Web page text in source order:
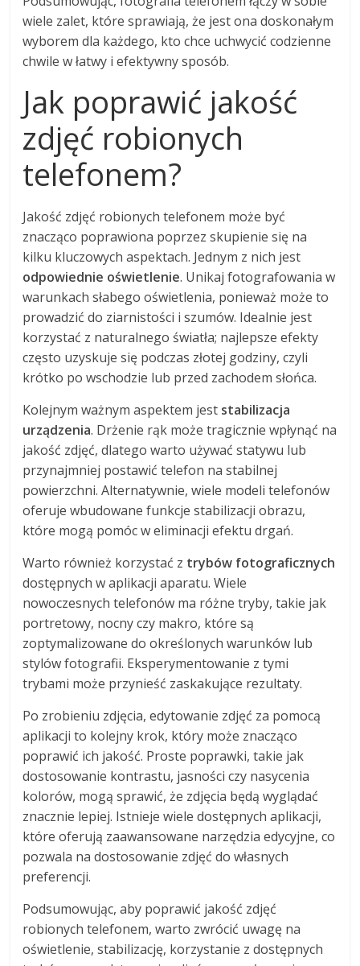
wiele zalet, które sprawiają, że jest ona doskonałym
wyborem dla każdego, kto chce uchwycić codzienne
chwile w łatwy i efektywny sposób.
Jak poprawić jakość
zdjęć robionych
telefonem?
Jakość zdjęć robionych telefonem może być
znacząco poprawiona poprzez skupienie się na
kilku kluczowych aspektach. Jednym z nich jest
odpowiednie oświetlenie. Unikaj fotografowania w
warunkach słabego oświetlenia, ponieważ może to
prowadzić do ziarnistości i szumów. Idealnie jest
korzystać z naturalnego światła; najlepsze efekty
często uzyskuje się podczas złotej godziny, czyli
krótko po wschodzie lub przed zachodem słońca.
Kolejnym ważnym aspektem jest stabilizacja
urządzenia. Drżenie rąk może tragicznie wpłynąć na
jakość zdjęć, dlatego warto używać statywu lub
przynajmniej postawić telefon na stabilnej
powierzchni. Alternatywnie, wiele modeli telefonów
oferuje wbudowane funkcje stabilizacji obrazu,
które mogą pomóc w eliminacji efektu drgań.
Warto również korzystać z trybów fotograficznych
dostępnych w aplikacji aparatu. Wiele
nowoczesnych telefonów ma różne tryby, takie jak
portretowy, nocny czy makro, które są
zoptymalizowane do określonych warunków lub
stylów fotografii. Eksperymentowanie z tymi
trybami może przynieść zaskakujące rezultaty.
Po zrobieniu zdjęcia, edytowanie zdjęć za pomocą
aplikacji to kolejny krok, który może znacząco
poprawić ich jakość. Proste poprawki, takie jak
dostosowanie kontrastu, jasności czy nasycenia
kolorów, mogą sprawić, że zdjęcia będą wyglądać
znacznie lepiej. Istnieje wiele dostępnych aplikacji,
które oferują zaawansowane narzędzia edycyjne, co
pozwala na dostosowanie zdjęć do własnych
preferencji.
Podsumowując, aby poprawić jakość zdjęć
robionych telefonem, warto zwrócić uwagę na
oświetlenie, stabilizację, korzystanie z dostępnych